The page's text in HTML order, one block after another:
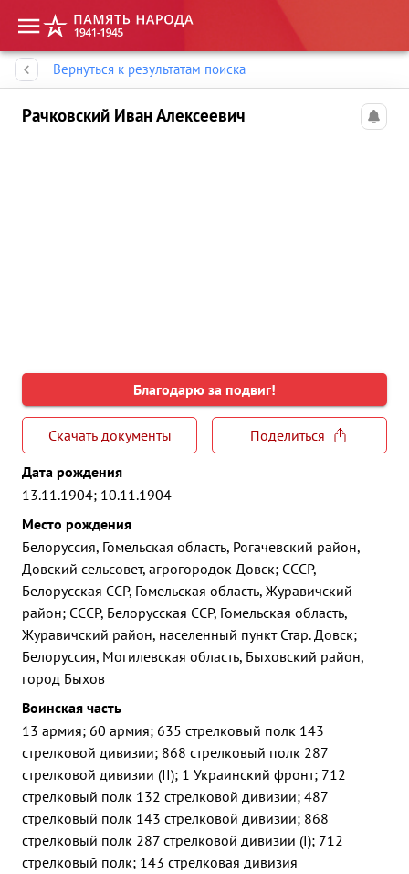
Вернуться к результатам поиска
Рачковский Иван Алексеевич
Благодарю за подвиг!
Скачать документы
Поделиться
Дата рождения
13.11.1904; 10.11.1904
Место рождения
Белоруссия, Гомельская область, Рогачевский район,
Довский сельсовет, агрогородок Довск; СССР,
Белорусская ССР, Гомельская область, Журавичский
район; СССР, Белорусская ССР, Гомельская область,
Журавичский район, населенный пункт Стар. Довск;
Белоруссия, Могилевская область, Быховский район,
город Быхов
Воинская часть
13 армия; 60 армия; 635 стрелковый полк 143
стрелковой дивизии; 868 стрелковый полк 287
стрелковой дивизии (II); 1 Украинский фронт; 712
стрелковый полк 132 стрелковой дивизии; 487
стрелковый полк 143 стрелковой дивизии; 868
стрелковый полк 287 стрелковой дивизии (I); 712
стрелковый полк; 143 стрелковая дивизия
Память народа